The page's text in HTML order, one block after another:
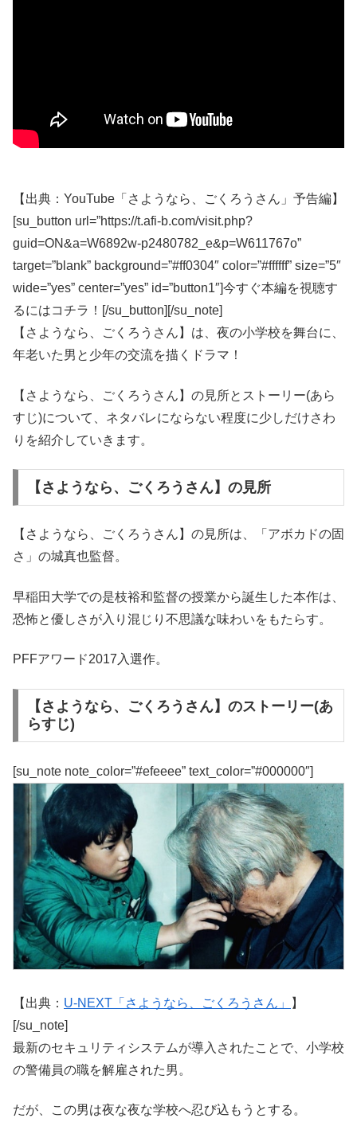
【出典：YouTube「さようなら、ごくろうさん」予告編】
[su_button url=”https://t.afi-b.com/visit.php?
guid=ON&a=W6892w-p2480782_e&p=W611767o”
target=”blank” background=”#ff0304″ color=”#ffffff” size=”5″
wide=”yes” center=”yes” id=”button1″]今すぐ本編を視聴す
るにはコチラ！[/su_button][/su_note]
【さようなら、ごくろうさん】は、夜の小学校を舞台に、
年老いた男と少年の交流を描くドラマ！
【さようなら、ごくろうさん】の見所とストーリー(あら
すじ)について、ネタバレにならない程度に少しだけさわ
りを紹介していきます。
【さようなら、ごくろうさん】の見所
【さようなら、ごくろうさん】の見所は、「アボカドの固
さ」の城真也監督。
早稲田大学での是枝裕和監督の授業から誕生した本作は、
恐怖と優しさが入り混じり不思議な味わいをもたらす。
PFFアワード2017入選作。
【さようなら、ごくろうさん】のストーリー(あ
らすじ)
[su_note note_color=”#efeeee” text_color=”#000000″]
【出典： U-NEXT「さようなら、ごくろうさん」
】
[/su_note]
最新のセキュリティシステムが導入されたことで、小学校
の警備員の職を解雇された男。
だが、この男は夜な夜な学校へ忍び込もうとする。